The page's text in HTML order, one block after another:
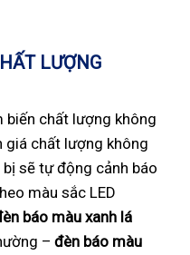
LƯỢNG
biến chất lượng không
giá chất lượng không
sẽ tự động cảnh báo
màu sắc LED
báo màu xanh lá
– đèn báo màu